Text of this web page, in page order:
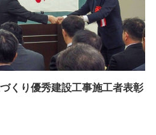
くり優秀建設工事施工者表彰